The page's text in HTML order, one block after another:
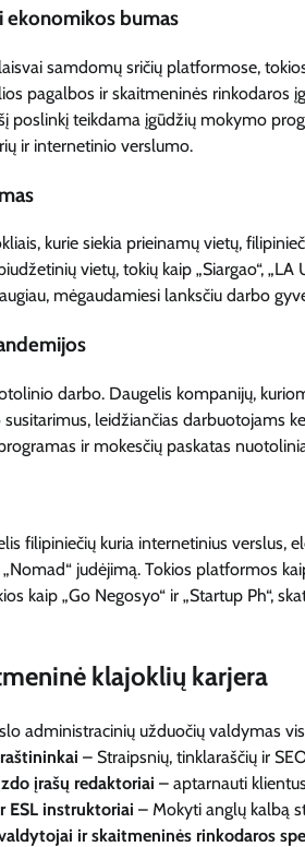
ekonomikos bumas
samdomų sričių platformose,
pagalbos ir skaitmeninės rinkodaros
poslinkį teikdama įgūdžių mokymo
ir internetinio verslumo.
kurie siekia prieinamų vietų,
vietų, tokių kaip „Siargao“, „LA
mėgaudamiesi lanksčiu darbo
darbo. Daugelis kompanijų,
leidžiančias darbuotojams
ir mokesčių paskatas
filipiniečių kuria internetinius verslus,
judėjimą. Tokios platformos
kaip „Go Negosyo“ ir „Startup Ph“,
klajoklių karjera
administracinių užduočių valdymas
– Straipsnių, tinklaraščių ir
įrašų redaktoriai – aptarnauti
instruktoriai – Mokyti anglų kalbą
ir skaitmeninės rinkodaros